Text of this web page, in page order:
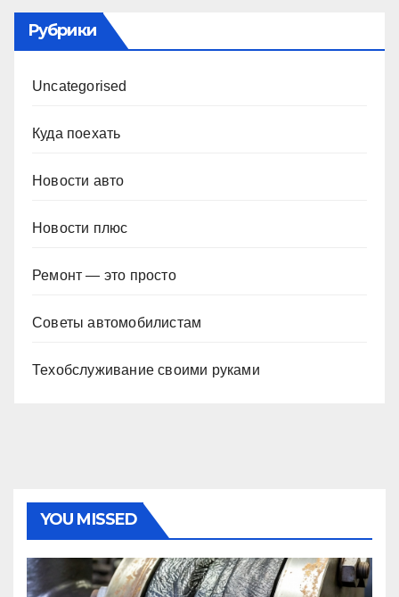
Рубрики
Uncategorised
Куда поехать
Новости авто
Новости плюс
Ремонт — это просто
Советы автомобилистам
Техобслуживание своими руками
YOU MISSED